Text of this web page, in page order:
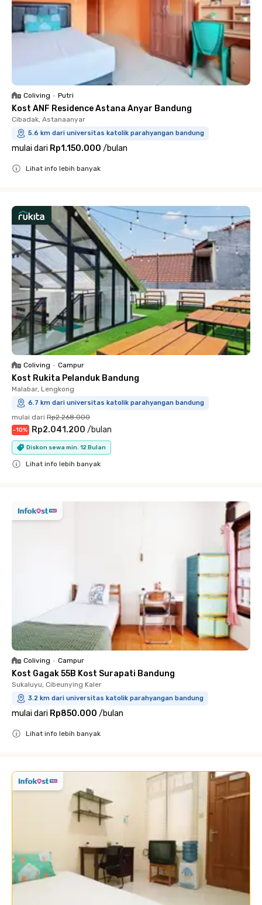
Coliving • Putri
Kost ANF Residence Astana Anyar Bandung
Cibadak, Astanaanyar
5.6 km dari universitas katolik parahyangan bandung
mulai dari Rp1.150.000 /bulan
Lihat info lebih banyak
Coliving • Campur
Kost Rukita Pelanduk Bandung
Malabar, Lengkong
6.7 km dari universitas katolik parahyangan bandung
mulai dari Rp2.268.000
-10% Rp2.041.200 /bulan
Diskon sewa min. 12 Bulan
Lihat info lebih banyak
Coliving • Campur
Kost Gagak 55B Kost Surapati Bandung
Sukaluyu, Cibeunying Kaler
3.2 km dari universitas katolik parahyangan bandung
mulai dari Rp850.000 /bulan
Lihat info lebih banyak